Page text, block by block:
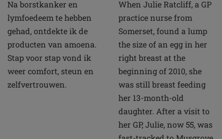
Na borstkanker en
lymfoedeem te hebben
gehad, ontdekte ik de
producten van amoena.
Stap voor stap vond ik
weer comfort, steun en
zelfvertrouwen.
When Julie Ratcliff, a GP
practice nurse from
Somerset, found a lump
the size of an egg in her
right breast at the
beginning of 2010, she
was still breast feeding
her 13-month-old
daughter. After a visit to
her GP, Julie, now 55, was